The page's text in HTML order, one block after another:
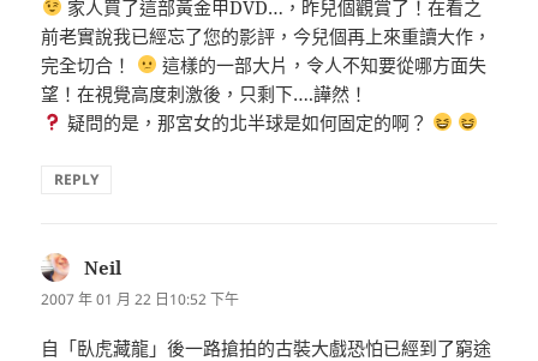
家人買了這部黃金甲DVD…，昨兒個觀賞了！在看之
前老實說我已經忘了您的影評，今兒個再上來重讀大作，
完全切合！
這樣的一部大片，令人不知要從哪方面失
望！在視覺高度刺激後，只剩下….譁然！
疑問的是，那宮女的北半球是如何固定的啊？
REPLY
Neil
示:
2007 年 01 月 22 日10:52 下午
自「臥虎藏龍」後一路搶拍的古裝大戲恐怕已經到了窮途